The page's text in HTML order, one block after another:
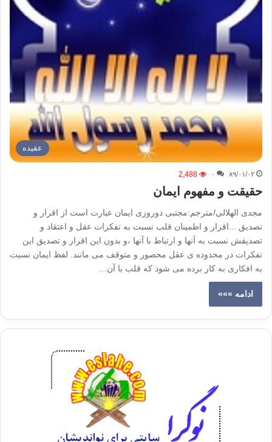
عقیده
۸۹/۰۱/۰۲ ۰ 2,488
حقیقت و مفهوم ایمان
مجدی الهلالی/مترجم:مجتبی دوروزی ایمان عبارت است از اقرار و
تصدیق ...اقرار و اطمینان قلب نسبت به تفکرات عقل و اعتقاد و
تصدیقش نسبت به آنها و ارتباط با آنها ،و بدون این اقرار و تصدیق این
تفکرات در محدوده ی عقل محصور و متوقف می مانند. لفظ ایمان نسبت
به افکاری به کار برده می شود که قلب با آن…
ادامه »»»